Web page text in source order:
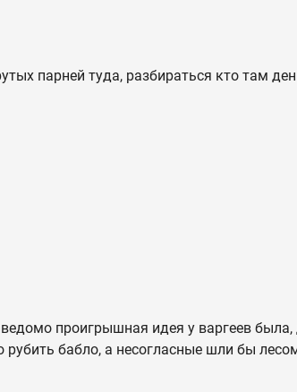
парней туда, разбираться кто там
проигрышная идея у варгеев
рубить бабло, а несогласные шли бы